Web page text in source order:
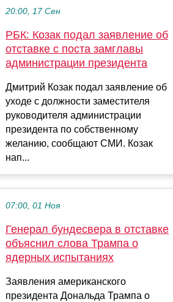
20:00, 17 Сен
РБК: Козак подал заявление об
отставке с поста замглавы
администрации президента
Дмитрий Козак подал заявление об
уходе с должности заместителя
руководителя администрации
президента по собственному
желанию, сообщают СМИ. Козак
нап...
07:00, 01 Ноя
Генерал бундесвера в отставке
объяснил слова Трампа о
ядерных испытаниях
Заявления американского
президента Дональда Трампа о